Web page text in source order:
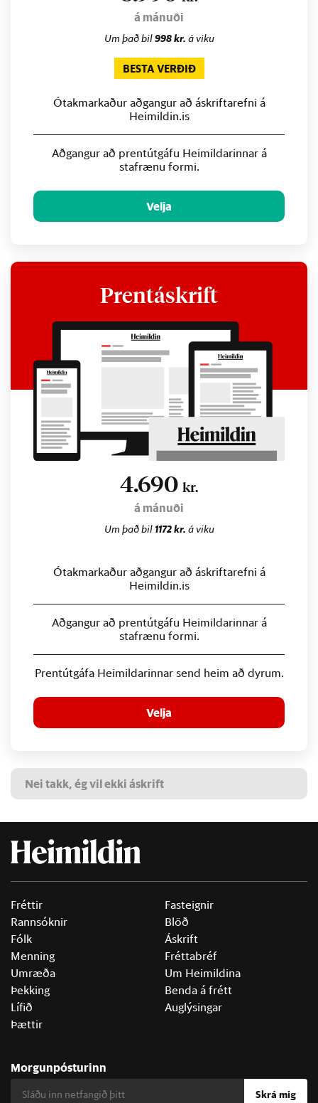
á mánuði
Um það bil998 kr. á viku
BESTA VERÐIÐ
Ótakmarkaður aðgangur að áskriftarefni á
Heimildin.is
Aðgangur að prentútgáfu Heimildarinnar á
stafrænu formi.
Velja
Prentáskrift
4.690 kr.
á mánuði
Um það bil1172 kr. á viku
Ótakmarkaður aðgangur að áskriftarefni á
Heimildin.is
Aðgangur að prentútgáfu Heimildarinnar á
stafrænu formi.
Prentútgáfa Heimildarinnar send heim að dyrum.
Velja
Nei takk, ég vil ekki áskrift
Fréttir
Rannsóknir
Fólk
Menning
Umræða
Þekking
Lífið
Þættir
Fasteignir
Blöð
Áskrift
Fréttabréf
Um Heimildina
Benda á frétt
Auglýsingar
Morgunpósturinn
Skrá mig